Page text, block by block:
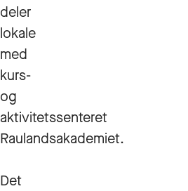
deler
lokale
med
kurs-
og
aktivitetssenteret
Raulandsakademiet.
Det